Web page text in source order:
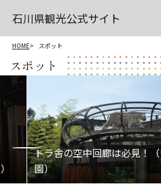
石川県観光公式サイト
HOME スポット
スポット